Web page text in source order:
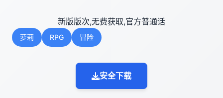
新版版次,无费获取,官方普通话
萝莉 RPG 冒险
安全下载